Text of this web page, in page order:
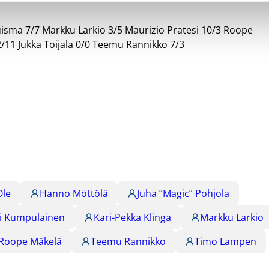
7/7 Markku Larkio 3/5 Maurizio Pratesi 10/3 Roope
Jukka Toijala 0/0 Teemu Rannikko 7/3
Hanno Möttölä
Juha ”Magic” Pohjola
Kumpulainen Kari-Pekka Klinga
Markku Larkio
Mäkelä Teemu Rannikko Timo Lampen